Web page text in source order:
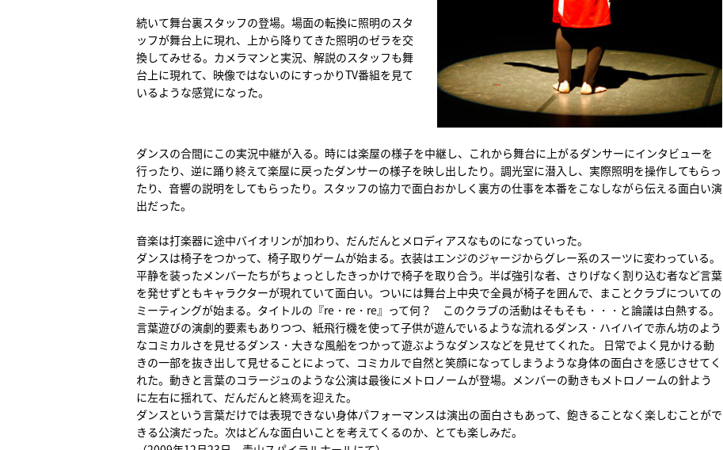
続いて舞台裏スタッフの登場。場面の転換に照明のスタ
ッフが舞台上に現れ、上から降りてきた照明のゼラを交
換してみせる。カメラマンと実況、解説のスタッフも舞
台上に現れて、映像ではないのにすっかりTV番組を見て
いるような感覚になった。
ダンスの合間にこの実況中継が入る。時には楽屋の様子を中継し、これから舞台に上がるダンサーにインタビューを
行ったり、逆に踊り終えて楽屋に戻ったダンサーの様子を映し出したり。調光室に潜入し、実際照明を操作してもらっ
たり、音響の説明をしてもらったり。スタッフの協力で面白おかしく裏方の仕事を本番をこなしながら伝える面白い演
出だった。
音楽は打楽器に途中バイオリンが加わり、だんだんとメロディアスなものになっていった。
ダンスは椅子をつかって、椅子取りゲームが始まる。衣装はエンジのジャージからグレー系のスーツに変わっている。
平静を装ったメンバーたちがちょっとしたきっかけで椅子を取り合う。半ば強引な者、さりげなく割り込む者など言葉
を発せずともキャラクターが現れていて面白い。ついには舞台上中央で全員が椅子を囲んで、まことクラブについての
ミーティングが始まる。タイトルの『re・re・re』って何？ このクラブの活動はそもそも・・・と論議は白熱する。
言葉遊びの演劇的要素もありつつ、紙飛行機を使って子供が遊んでいるような流れるダンス・ハイハイで赤ん坊のよう
なコミカルさを見せるダンス・大きな風船をつかって遊ぶようなダンスなどを見せてくれた。 日常でよく見かける動
きの一部を抜き出して見せることによって、コミカルで自然と笑顔になってしまうような身体の面白さを感じさせてく
れた。動きと言葉のコラージュのような公演は最後にメトロノームが登場。メンバーの動きもメトロノームの針よう
に左右に揺れて、だんだんと終焉を迎えた。
ダンスという言葉だけでは表現できない身体パフォーマンスは演出の面白さもあって、飽きることなく楽しむことがで
きる公演だった。次はどんな面白いことを考えてくるのか、とても楽しみだ。